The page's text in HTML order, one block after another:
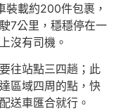
裝載約200件包裹，
7公里，穩穩停在一
沒有司機。
往站點三四趟；此
區域四周的點，快
送車匯合就行。